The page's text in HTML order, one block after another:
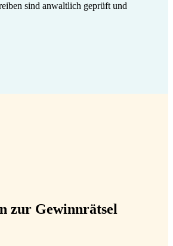
sind anwaltlich geprüft und
zur Gewinnrätsel